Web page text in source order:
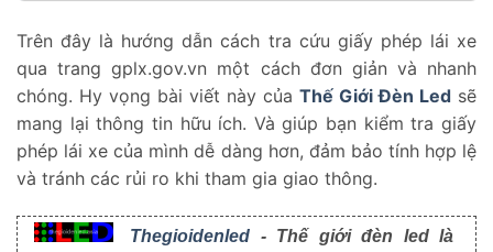
Trên đây là hướng dẫn cách tra cứu giấy phép lái xe
qua trang gplx.gov.vn một cách đơn giản và nhanh
chóng. Hy vọng bài viết này của Thế Giới Đèn Led sẽ
mang lại thông tin hữu ích. Và giúp bạn kiểm tra giấy
phép lái xe của mình dễ dàng hơn, đảm bảo tính hợp lệ
và tránh các rủi ro khi tham gia giao thông.
Thegioidenled - Thế giới đèn led là